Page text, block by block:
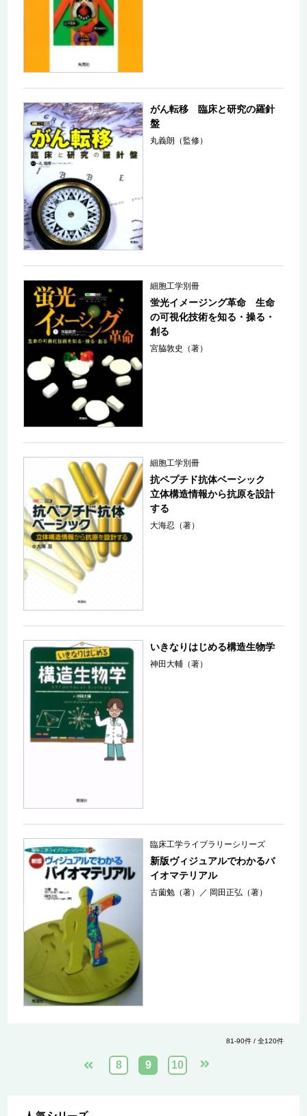
がん転移 臨床と研究の羅針
盤
丸義朗（監修）
細胞工学別冊
蛍光イメージング革命 生命
の可視化技術を知る・操る・
創る
宮脇敦史（著）
細胞工学別冊
抗ペプチド抗体ベーシック
立体構造情報から抗原を設計
する
大海忍（著）
いきなりはじめる構造生物学
神田大輔（著）
臨床工学ライブラリーシリーズ
新版ヴィジュアルでわかるバ
イオマテリアル
古薗勉（著） ／ 岡田正弘（著）
81-90件 / 全120件
8 9 10